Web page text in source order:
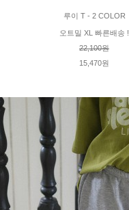
루이 T - 2 COLOR
오트밀 XL 빠른배송 !
22,100원
15,470원